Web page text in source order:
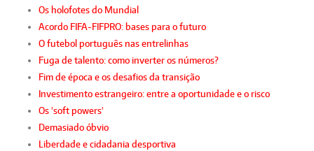
Os holofotes do Mundial
Acordo FIFA-FIFPRO: bases para o futuro
O futebol português nas entrelinhas
Fuga de talento: como inverter os números?
Fim de época e os desafios da transição
Investimento estrangeiro: entre a oportunidade e o risco
Os 'soft powers'
Demasiado óbvio
Liberdade e cidadania desportiva